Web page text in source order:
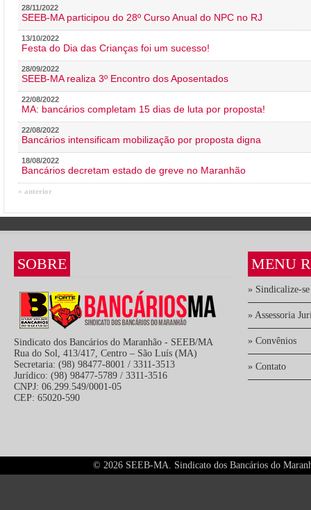
28/11/2022
SEEB-MA participou do 28º Curso Anual do NPC no RJ
13/10/2022
Festa do Dia das Crianças foi um sucesso!
28/09/2022
SEEB-MA realiza 3º Encontro dos Aposentados
22/08/2022
MA: bancários completam 15 dias de luta por proposta!
22/08/2022
Bancários intensificam mobilização por proposta digna
18/08/2022
Bancários decretam estado de greve no Maranhão
« anterior
SOBRE
Sindicato dos Bancários do Maranhão - SEEB/MA
Rua do Sol, 413/417, Centro – São Luís (MA)
Secretaria: (98) 98477-8001 / 3311-3513
Jurídico: (98) 98477-5789 / 3311-3516
CNPJ: 06.299.549/0001-05
CEP: 65020-590
MENU
» Sindicalize-se
» Assessoria
» Convênios
» Contato
© 2026 SEEB-MA. Sindicato dos Bancários do